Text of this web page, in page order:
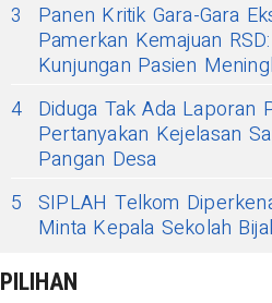
3
Panen Kritik Gara-Gara
Pamerkan Kemajuan
Kunjungan Pasien
4 Diduga Tak Ada Laporan
Pertanyakan Kejelasan
Pangan Desa
5 SIPLAH Telkom
Minta Kepala Sekolah
PILIHAN